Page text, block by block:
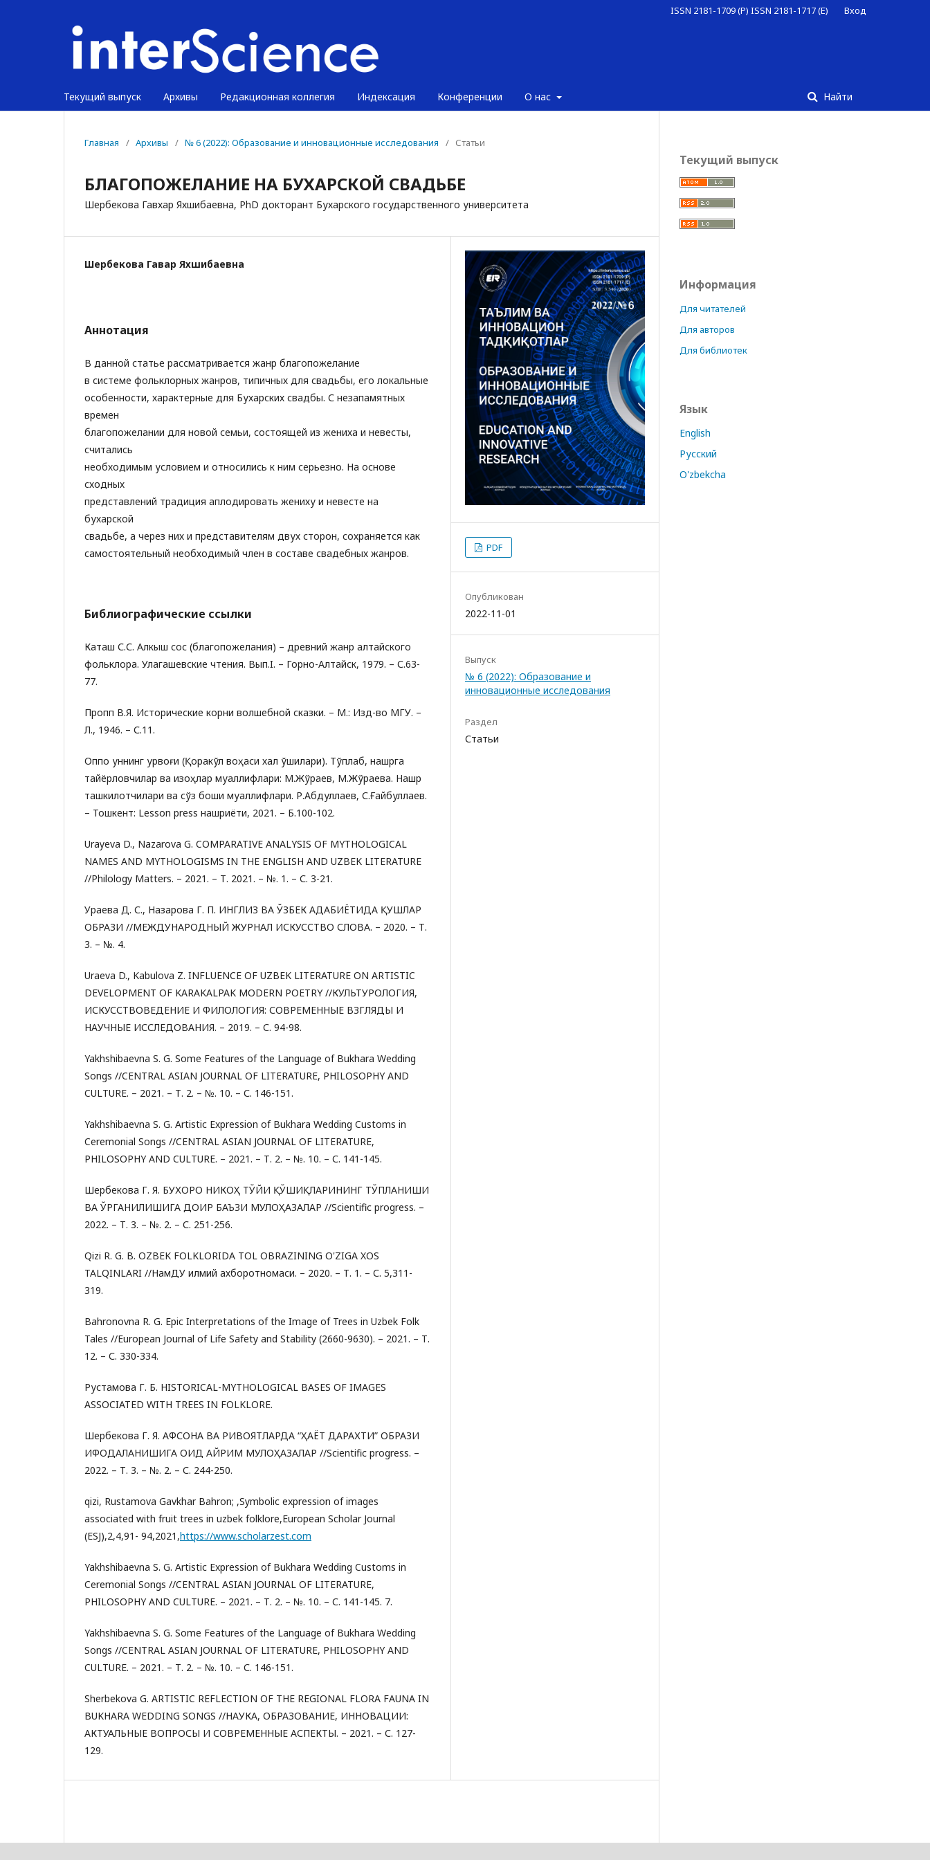
Текущий выпуск Архивы Редакционная коллегия Индексация Конференции О нас Найти
ISSN 2181-1709 (P) ISSN 2181-1717 (E) Вход
Главная / Архивы / № 6 (2022): Образование и инновационные исследования / Статьи
БЛАГОПОЖЕЛАНИЕ НА БУХАРСКОЙ СВАДЬБЕ
Шербекова Гавхар Яхшибаевна, PhD докторант Бухарского государственного университета
Шербекова Гавҳар Яхшибаевна
Аннотация
В данной статье рассматривается жанр благопожелание
в системе фольклорных жанров, типичных для свадьбы, его локальные
особенности, характерные для Бухарских свадбы. С незапамятных
времен
благопожелании для новой семьи, состоящей из жениха и невесты,
считались
необходимым условием и относились к ним серьезно. На основе
сходных
представлений традиция аплодировать жениху и невесте на
бухарской
свадьбе, а через них и представителям двух сторон, сохраняется как
самостоятельный необходимый член в составе свадебных жанров.
Библиографические ссылки
Каташ С.С. Алкыш сос (благопожелания) – древний жанр алтайского
фольклора. Улагашевские чтения. Вып.I. – Горно-Алтайск, 1979. – С.63-
77.
Пропп В.Я. Исторические корни волшебной сказки. – М.: Изд-во МГУ. –
Л., 1946. – С.11.
Оппоқ уннинг урвоғи (Қоракўл воҳаси халқ қўшиқлари). Тўплаб, нашрга
тайёрловчилар ва изоҳлар муаллифлари: М.Жўраев, М.Жўраева. Нашр
ташкилотчилари ва сўз боши муаллифлари. Р.Абдуллаев, С.Ғайбуллаев.
– Тошкент: Lesson press нашриёти, 2021. – Б.100-102.
Urayeva D., Nazarova G. COMPARATIVE ANALYSIS OF MYTHOLOGICAL
NAMES AND MYTHOLOGISMS IN THE ENGLISH AND UZBEK LITERATURE
//Philology Matters. – 2021. – Т. 2021. – №. 1. – С. 3-21.
Ураева Д. С., Назарова Г. П. ИНГЛИЗ ВА ЎЗБЕК АДАБИЁТИДА ҚУШЛАР
ОБРАЗИ //МЕЖДУНАРОДНЫЙ ЖУРНАЛ ИСКУССТВО СЛОВА. – 2020. – Т.
3. – №. 4.
Uraeva D., Kabulova Z. INFLUENCE OF UZBEK LITERATURE ON ARTISTIC
DEVELOPMENT OF KARAKALPAK MODERN POETRY //КУЛЬТУРОЛОГИЯ,
ИСКУССТВОВЕДЕНИЕ И ФИЛОЛОГИЯ: СОВРЕМЕННЫЕ ВЗГЛЯДЫ И
НАУЧНЫЕ ИССЛЕДОВАНИЯ. – 2019. – С. 94-98.
Yakhshibaevna S. G. Some Features of the Language of Bukhara Wedding
Songs //CENTRAL ASIAN JOURNAL OF LITERATURE, PHILOSOPHY AND
CULTURE. – 2021. – Т. 2. – №. 10. – С. 146-151.
Yakhshibaevna S. G. Artistic Expression of Bukhara Wedding Customs in
Ceremonial Songs //CENTRAL ASIAN JOURNAL OF LITERATURE,
PHILOSOPHY AND CULTURE. – 2021. – Т. 2. – №. 10. – С. 141-145.
Шербекова Г. Я. БУХОРО НИКОҲ ТЎЙИ ҚЎШИҚЛАРИНИНГ ТЎПЛАНИШИ
ВА ЎРГАНИЛИШИГА ДОИР БАЪЗИ МУЛОҲАЗАЛАР //Scientific progress. –
2022. – Т. 3. – №. 2. – С. 251-256.
Qizi R. G. B. OZBEK FOLKLORIDA TOL OBRAZINING O'ZIGA XOS
TALQINLARI //НамДУ илмий ахборотномаси. – 2020. – Т. 1. – С. 5,311-
319.
Bahronovna R. G. Epic Interpretations of the Image of Trees in Uzbek Folk
Tales //European Journal of Life Safety and Stability (2660-9630). – 2021. – Т.
12. – С. 330-334.
Рустамова Г. Б. HISTORICAL-MYTHOLOGICAL BASES OF IMAGES
ASSOCIATED WITH TREES IN FOLKLORE.
Шербекова Г. Я. АФСОНА ВА РИВОЯТЛАРДА “ҲАЁТ ДАРАХТИ” ОБРАЗИ
ИФОДАЛАНИШИГА ОИД АЙРИМ МУЛОҲАЗАЛАР //Scientific progress. –
2022. – Т. 3. – №. 2. – С. 244-250.
qizi, Rustamova Gavkhar Bahron; ,Symbolic expression of images
associated with fruit trees in uzbek folklore,European Scholar Journal
(ESJ),2,4,91- 94,2021,https://www.scholarzest.com
Yakhshibaevna S. G. Artistic Expression of Bukhara Wedding Customs in
Ceremonial Songs //CENTRAL ASIAN JOURNAL OF LITERATURE,
PHILOSOPHY AND CULTURE. – 2021. – Т. 2. – №. 10. – С. 141-145. 7.
Yakhshibaevna S. G. Some Features of the Language of Bukhara Wedding
Songs //CENTRAL ASIAN JOURNAL OF LITERATURE, PHILOSOPHY AND
CULTURE. – 2021. – Т. 2. – №. 10. – С. 146-151.
Sherbekova G. ARTISTIC REFLECTION OF THE REGIONAL FLORA FAUNA IN
BUKHARA WEDDING SONGS //НАУКА, ОБРАЗОВАНИЕ, ИННОВАЦИИ:
АКТУАЛЬНЫЕ ВОПРОСЫ И СОВРЕМЕННЫЕ АСПЕКТЫ. – 2021. – С. 127-
129.
PDF
Опубликован
2022-11-01
Выпуск
№ 6 (2022): Образование и
инновационные исследования
Раздел
Статьи
Текущий выпуск
Информация
Для читателей
Для авторов
Для библиотек
Язык
English
Русский
O'zbekcha